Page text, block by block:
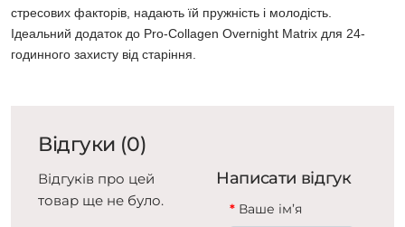
стресових факторів, надають їй пружність і молодість.
Ідеальний додаток до Pro-Collagen Overnight Matrix для 24-
годинного захисту від старіння.
Відгуки (0)
Відгуків про цей
товар ще не було.
Написати відгук
Ваше ім’я